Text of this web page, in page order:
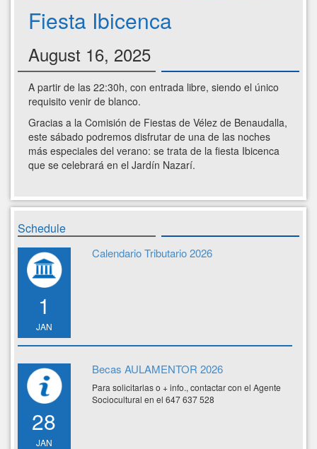
Fiesta Ibicenca
August 16, 2025
A partir de las 22:30h, con entrada libre, siendo el único
requisito venir de blanco.
Gracias a la Comisión de Fiestas de Vélez de Benaudalla,
este sábado podremos disfrutar de una de las noches
más especiales del verano: se trata de la fiesta Ibicenca
que se celebrará en el Jardín Nazarí.
Schedule
1
JAN
Calendario Tributario 2026
28
JAN
Becas AULAMENTOR 2026
Para solicitarlas o + info., contactar con el Agente
Sociocultural en el 647 637 528